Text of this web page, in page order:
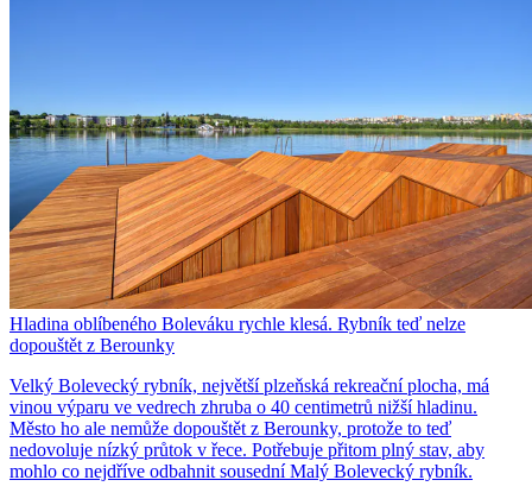
Hladina oblíbeného Boleváku rychle klesá. Rybník teď nelze
dopouštět z Berounky
Velký Bolevecký rybník, největší plzeňská rekreační plocha, má
vinou výparu ve vedrech zhruba o 40 centimetrů nižší hladinu.
Město ho ale nemůže dopouštět z Berounky, protože to teď
nedovoluje nízký průtok v řece. Potřebuje přitom plný stav, aby
mohlo co nejdříve odbahnit sousední Malý Bolevecký rybník.